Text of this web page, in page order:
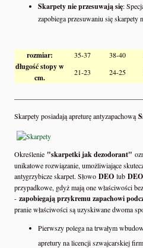
Skarpety nie przesuwają się:
zapobiega przesuwaniu się skarpety
rozmiar: 35-37 38-40
długość stopy w
cm.
21-23 24-25
Skarpety posiadają apreturę antyzapachową
Określenie "skarpetki jak dezodorant"
unikatowe rozwiązanie, umożliwiające
antygrzybicze skarpet. Słowo DEO lub
przypadkowe, gdyż mają one właściwości
- zapobiegają przykremu zapachowi
pranie właściwości są uzyskiwane dwoma
Pierwszy polega na trwałym
apretury na licencji szwajcarskiej